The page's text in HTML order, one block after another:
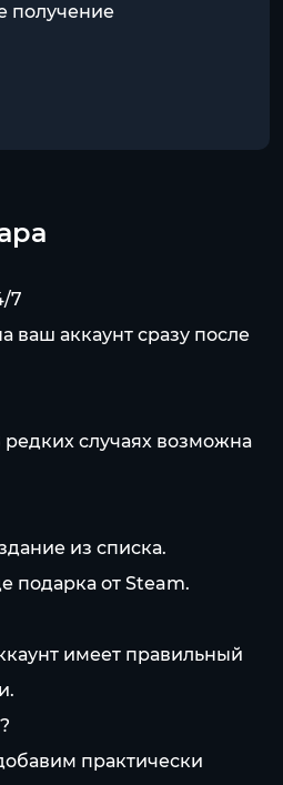
получение
7
ваш аккаунт сразу после
случаях возможна
из списка.
подарка от Steam.
имеет правильный
практически